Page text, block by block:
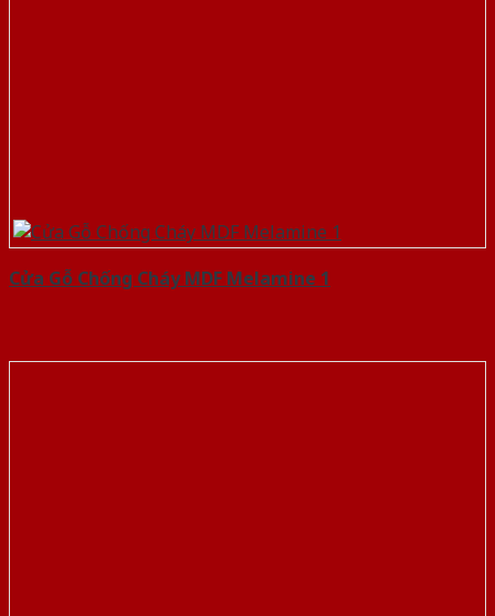
Cửa Gỗ Chống Cháy MDF Melamine 1